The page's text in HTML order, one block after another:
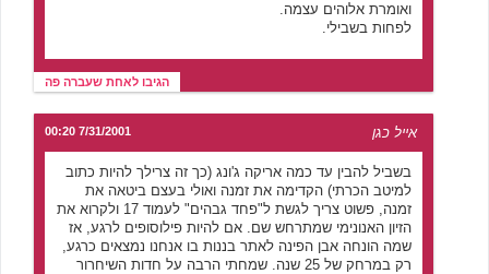
ואומרת אלוהים עצמה.
לפחות בשבילי.
הגיבו לאחת שעברה פה
אייל כגן 7/31/2001 00:20
בשביל להבין עד כמה אריקה ג'ונג (כך זה צרילך להיות כתוב
למיטב הכרתי) הקדימה את זמנה ואולי בעצם ביטאה את
זמנה, פשוט צריך לגשת ל"פחד גבהים" לעמוד 17 ולקרוא את
הזיון האנונימי שמתרחש שם. אם להיות פילוסופים לרגע, אז
שמה הונחה אבן הפינה לאתר בננות בו אנחנו נמצאים כרגע,
רק במרחק של 25 שנה. שמחתי הרבה על חדות השיחרור